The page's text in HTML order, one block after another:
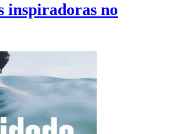
inspiradoras no